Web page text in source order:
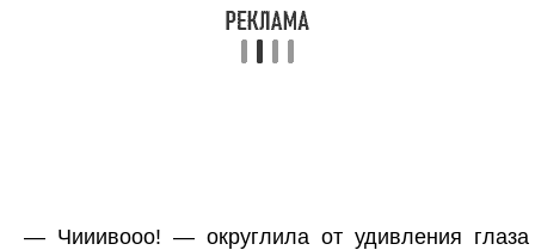
— Чииивооо! — округлила от удивления глаза